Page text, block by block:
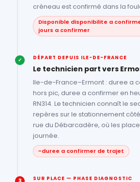
créneau est confirmé dans la
Disponible disponibilite a
jours a confirmer
✓ DÉPART DEPUIS ILE-DE-FRANCE
Le technicien part vers
Ile-de-France–Ermont : duree a
hors pic, duree a confirmer en
RN314. Le technicien connaît le
repères sur le stationnement
rue du Débarcadère, où les
journée.
~duree a confirmer de trajet
SUR PLACE — PHASE DIAGNOSTIC